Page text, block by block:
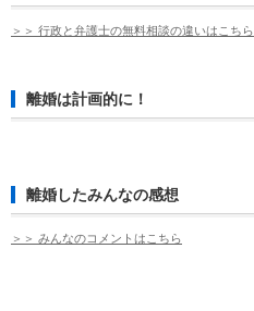
＞＞ 行政と弁護士の無料相談の違いはこちら
離婚は計画的に！
離婚したみんなの感想
＞＞ みんなのコメントはこちら